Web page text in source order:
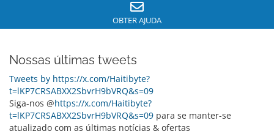
OBTER AJUDA
Nossas últimas tweets
Tweets by https://x.com/Haitibyte?
t=lKP7CRSABXX2SbvrH9bVRQ&s=09
Siga-nos @https://x.com/Haitibyte?
t=lKP7CRSABXX2SbvrH9bVRQ&s=09 para se manter-se
atualizado com as últimas notícias & ofertas